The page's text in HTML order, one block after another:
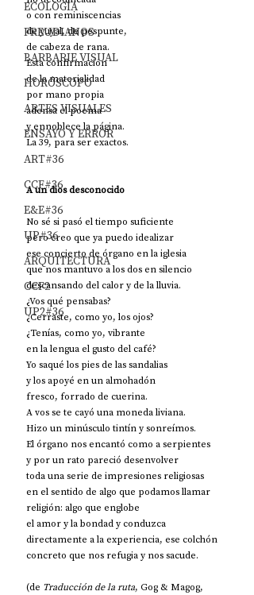
ECOLOGÍA
FREUDIANOS
BARBARIE VISUAL
HORÓSCOPO
ARTES VISUALES
ENSAYO Y ERROR
ART#36
CCF#36
E&E#36
UP#36
ARQUITECTURA
CCF2
UP2#36
o con reminiscencias
de yuyal, de pespunte,
de cabeza de rana.
Esta confirmación
de la materialidad
por mano propia
adensa el poema
y ennoblece la página.
La 39, para ser exactos.
A un dios desconocido
No sé si pasó el tiempo suficiente
pero creo que ya puedo idealizar
ese concierto de órgano en la iglesia
que nos mantuvo a los dos en silencio
descansando del calor y de la lluvia.
¿Vos qué pensabas?
¿Cerraste, como yo, los ojos?
¿Tenías, como yo, vibrante
en la lengua el gusto del café?
Yo saqué los pies de las sandalias
y los apoyé en un almohadón
fresco, forrado de cuerina.
A vos se te cayó una moneda liviana.
Hizo un minúsculo tintín y sonreímos.
El órgano nos encantó como a serpientes
y por un rato pareció desenvolver
toda una serie de impresiones religiosas
en el sentido de algo que podamos llamar
religión: algo que englobe
el amor y la bondad y conduzca
directamente a la experiencia, ese colchón
concreto que nos refugia y nos sacude.
(de Traducción de la ruta, Gog & Magog,